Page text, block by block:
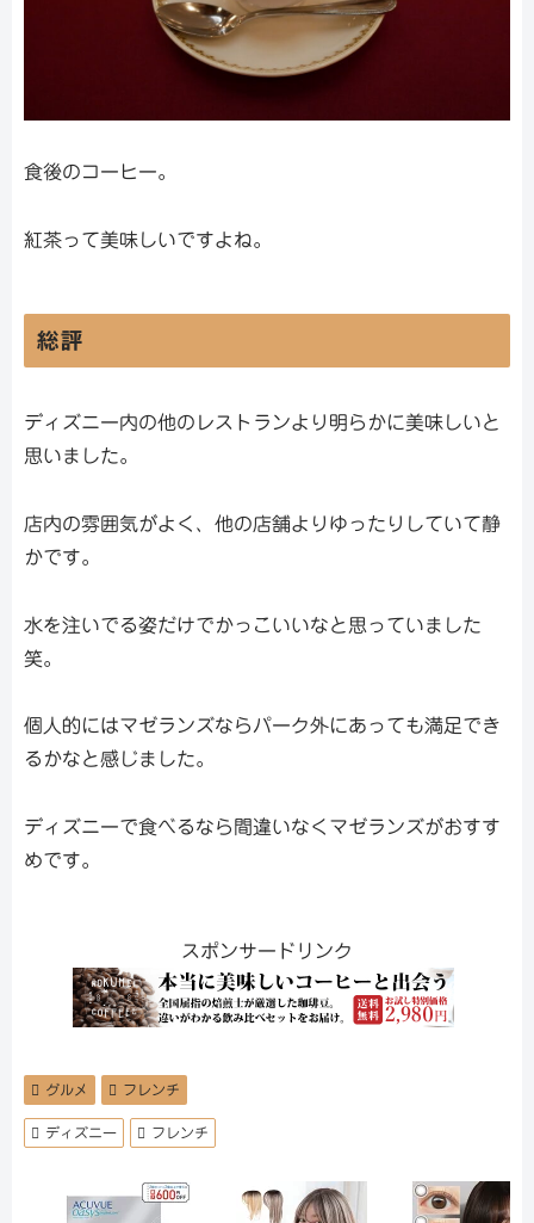
食後のコーヒー。
紅茶って美味しいですよね。
総評
ディズニー内の他のレストランより明らかに美味しいと
思いました。
店内の雰囲気がよく、他の店舗よりゆったりしていて静
かです。
水を注いでる姿だけでかっこいいなと思っていました
笑。
個人的にはマゼランズならパーク外にあっても満足でき
るかなと感じました。
ディズニーで食べるなら間違いなくマゼランズがおすす
めです。
スポンサードリンク
グルメ フレンチ
ディズニー フレンチ